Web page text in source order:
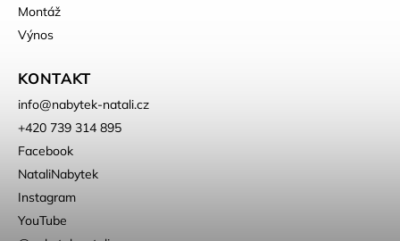
Montáž
Výnos
KONTAKT
info@nabytek-natali.cz
+420 739 314 895
Facebook
NataliNabytek
Instagram
YouTube